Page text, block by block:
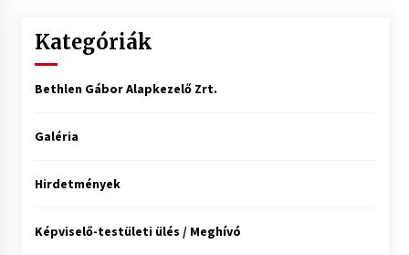
Kategóriák
Bethlen Gábor Alapkezelő Zrt.
Galéria
Hirdetmények
Képviselő-testületi ülés / Meghívó